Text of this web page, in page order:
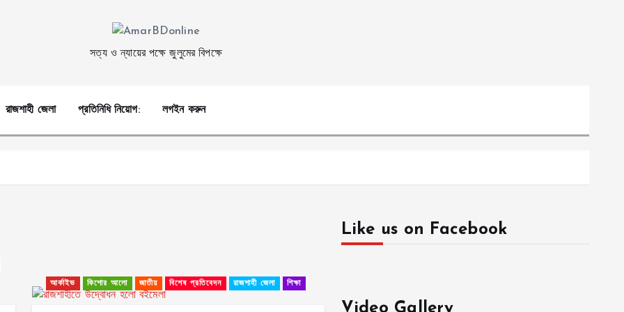
সত্য ও ন্যায়ের পক্ষে জুলুমের বিপক্ষে
রাজশাহী জেলা প্রতিনিধি নিয়োগ: লগইন করুন
আর্কাইভ কিশোর আলো জাতীয় বিশেষ প্রতিবেদন রাজশাহী জেলা শিক্ষা
Like us on Facebook